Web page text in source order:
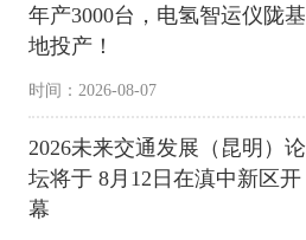
年产3000台，电氢智运仪陇基
地投产！
时间：2026-08-07
2026未来交通发展（昆明）论
坛将于 8月12日在滇中新区开
幕